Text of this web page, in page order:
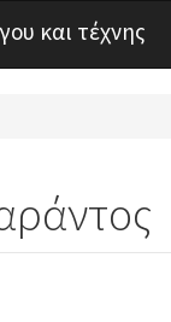
και τέχνης